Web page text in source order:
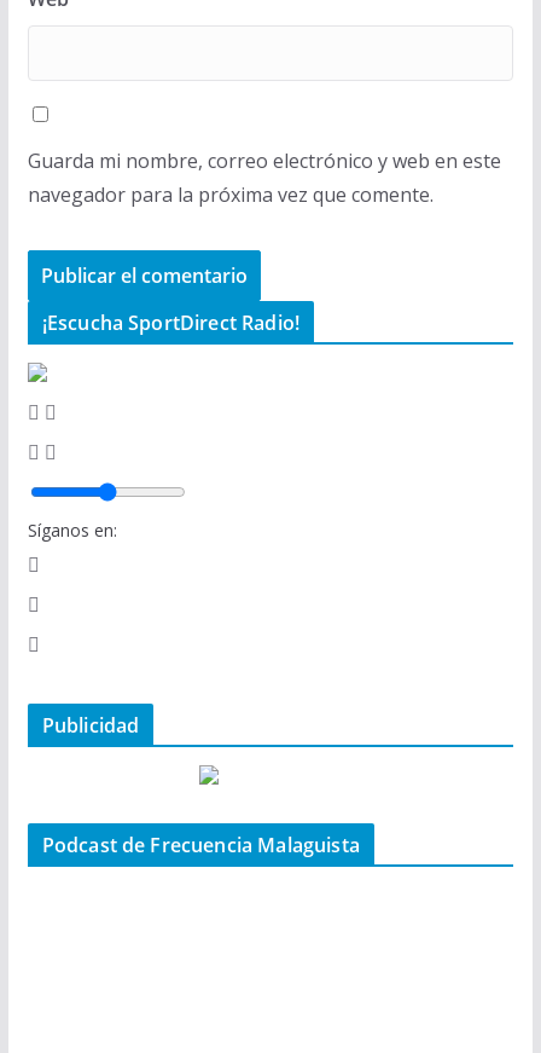
Guarda mi nombre, correo electrónico y web en este
navegador para la próxima vez que comente.
¡Escucha SportDirect Radio!
Síganos en:
Publicidad
Podcast de Frecuencia Malaguista